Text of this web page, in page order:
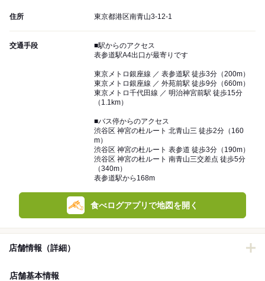
住所 東京都港区南青山3-12-1
交通手段
■駅からのアクセス
表参道駅A4出口が最寄りです
東京メトロ銀座線 ／ 表参道駅 徒歩3分（200m）
東京メトロ銀座線 ／ 外苑前駅 徒歩9分（660m）
東京メトロ千代田線 ／ 明治神宮前駅 徒歩15分
（1.1km）
■バス停からのアクセス
渋谷区 神宮の杜ルート 北青山三 徒歩2分（160
m）
渋谷区 神宮の杜ルート 表参道 徒歩3分（190m）
渋谷区 神宮の杜ルート 南青山三交差点 徒歩5分
（340m）
表参道駅から168m
食べログアプリで地図を開く
店舗情報（詳細）
店舗基本情報